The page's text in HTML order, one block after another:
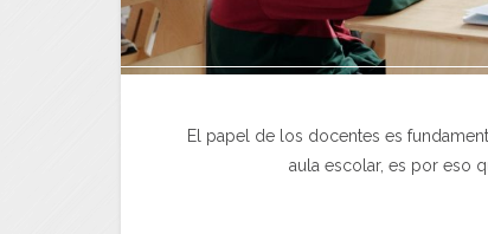
El papel de los docentes es
aula escolar, es por eso